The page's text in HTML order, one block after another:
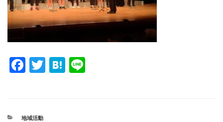
F
e
T
H
カ
地域活動